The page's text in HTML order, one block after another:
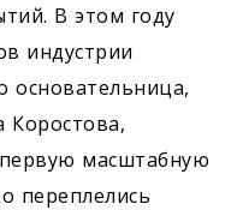
В этом году
индустрии
основательница,
Коростова,
масштабную
переплелись